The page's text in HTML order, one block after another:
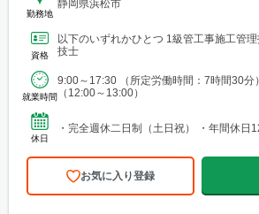
勤務地
静岡県浜松市
資格
以下のいずれかひとつ 1級管工事施工管
技士
就業時間
9:00～17:30 （所定労働時間：7時間30分
（12:00～13:00）
休日
・完全週休二日制（土日祝） ・年間休日
お気に入り登録